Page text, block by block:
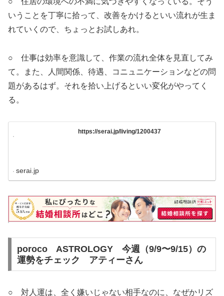
いうことを丁寧に拾って、改善をかけるといい流れが生ま
れていくので、ちょっとお試しあれ。
○ 仕事は効率を意識して、作業の流れ全体を見直してみ
て。また、人間関係、待遇、コニュニケーションなどの問
題があるはず。それを拾い上げるといい変化がやってく
る。
https://serai.jp/living/1200437
serai.jp
poroco ASTROLOGY今週（9/9〜9/15）の
運勢をチェック アティーさん
○ 対人運は、全く嫌いじゃない相手なのに、なぜかリズ